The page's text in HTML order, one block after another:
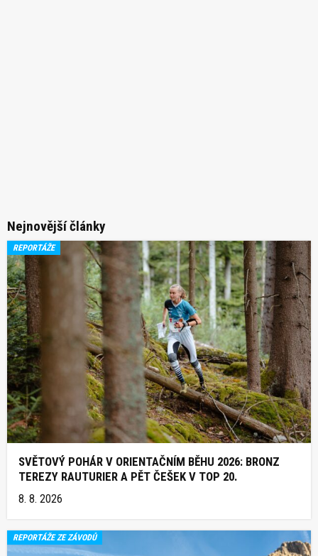
Nejnovější články
REPORTÁŽE
SVĚTOVÝ POHÁR V ORIENTAČNÍM BĚHU 2026: BRONZ
TEREZY RAUTURIER A PĚT ČEŠEK V TOP 20.
8. 8. 2026
REPORTÁŽE ZE ZÁVODŮ